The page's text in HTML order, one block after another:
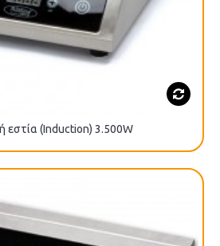
εστία (Induction) 3.500W